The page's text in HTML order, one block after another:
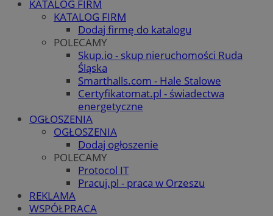
KATALOG FIRM
KATALOG FIRM
Dodaj firmę do katalogu
POLECAMY
Skup.io - skup nieruchomości Ruda
Śląska
Smarthalls.com - Hale Stalowe
Certyfikatomat.pl - świadectwa
energetyczne
OGŁOSZENIA
OGŁOSZENIA
Dodaj ogłoszenie
POLECAMY
Protocol IT
Pracuj.pl - praca w Orzeszu
REKLAMA
WSPÓŁPRACA